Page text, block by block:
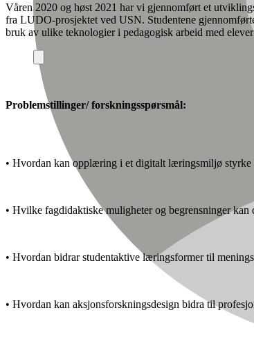
Våren 2020 og høst 2021 har vi gjennomført et
fra LUDO-prosjektet ved USN. Studentene
bruk av ulike teknologier i pedagogisk arbeid med
Problemstillinger/ forskningsspørsmål:
• Hvordan kan opplæring i et digitalt læringsmiljø styrke
• Hvilke fagdidaktiske muligheter og begrensninger
• Hvordan bidrar studentaktive læringsformer til
• Hvordan kan aksjonsforskningsdesign bidra til